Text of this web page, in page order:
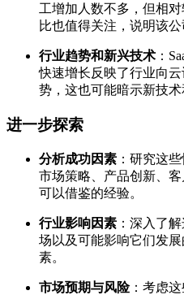
工增加人数不多，但相
比也值得关注，说明该
行业趋势和新兴技术 ：
快速增长反映了行业向
势，这也可能暗示新技术
进一步探索
分析成功因素 ：研究这
市场策略、产品创新、
可以借鉴的经验。
行业影响因素 ：深入了
场以及可能影响它们发
素。
市场预期与风险：考虑